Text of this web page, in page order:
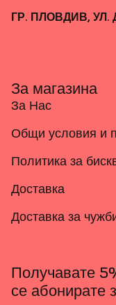
ГР. ПЛОВДИВ, УЛ.
За магазина
За Нас
Общи условия и
Политика за
Доставка
Доставка за
Получавате
се абонирате